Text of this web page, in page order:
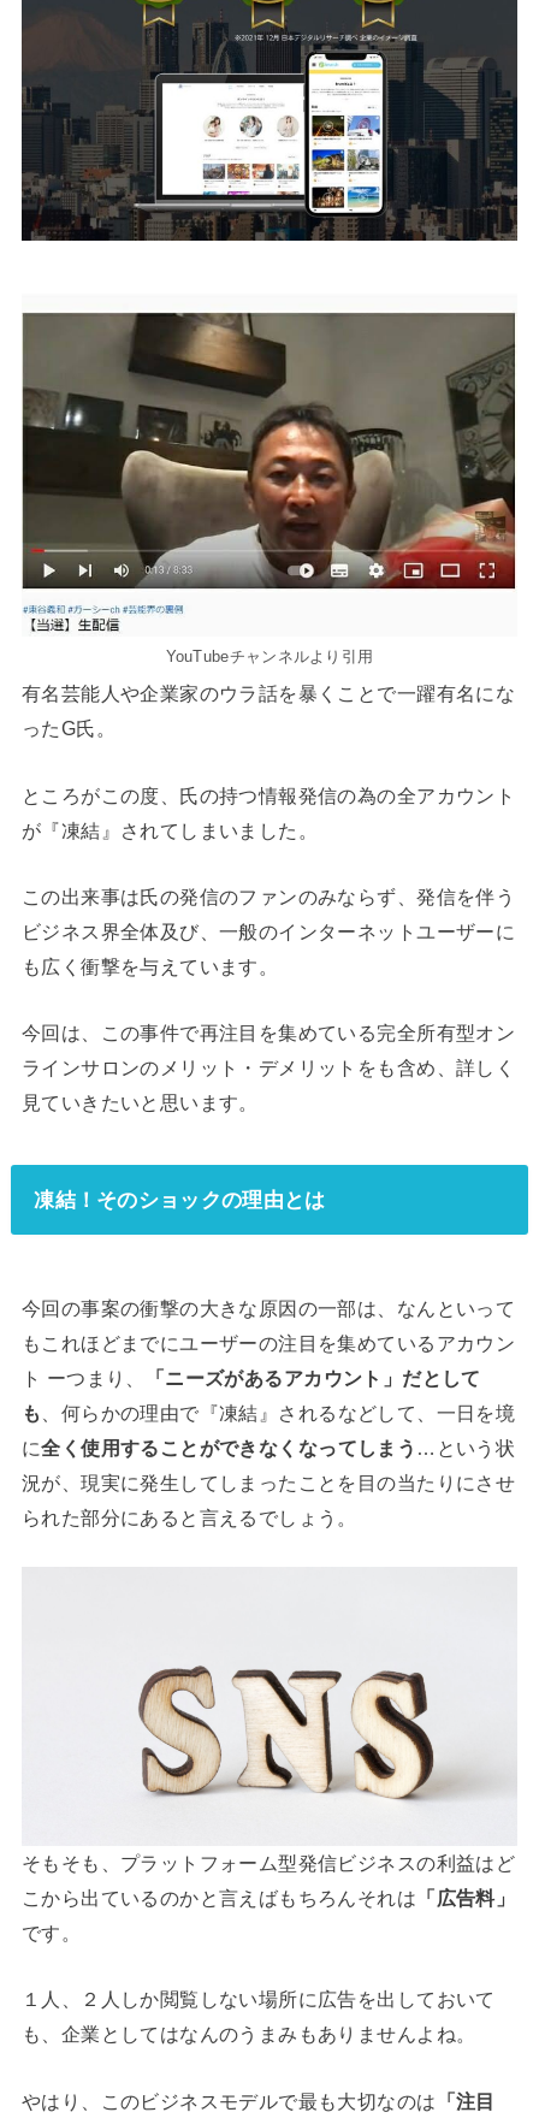
YouTubeチャンネルより引用
有名芸能人や企業家のウラ話を暴くことで一躍有名にな
ったG氏。
ところがこの度、氏の持つ情報発信の為の全アカウント
が『凍結』されてしまいました。
この出来事は氏の発信のファンのみならず、発信を伴う
ビジネス界全体及び、一般のインターネットユーザーに
も広く衝撃を与えています。
今回は、この事件で再注目を集めている完全所有型オン
ラインサロンのメリット・デメリットをも含め、詳しく
見ていきたいと思います。
凍結！そのショックの理由とは
今回の事案の衝撃の大きな原因の一部は、なんといって
もこれほどまでにユーザーの注目を集めているアカウン
ト ーつまり、
「ニーズがあるアカウント」だとして
も
、何らかの理由で『凍結』されるなどして、一日を境
に全く使用することができなくなってしまう …という状
況が、現実に発生してしまったことを目の当たりにさせ
られた部分にあると言えるでしょう。
そもそも、プラットフォーム型発信ビジネスの利益はど
こから出ているのかと言えばもちろんそれは 「広告料」
です。
１人、２人しか閲覧しない場所に広告を出しておいて
も、企業としてはなんのうまみもありませんよね。
やはり、このビジネスモデルで最も大切なのは 「注目